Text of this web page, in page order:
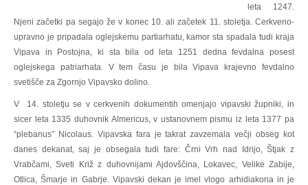
leta 1247.
Njeni začetki pa segajo že v konec 10. ali začetek 11. stoletja. Cerkveno-
upravno je pripadala oglejskemu partiarhatu, kamor sta spadala tudi kraja
Vipava in Postojna, ki sta bila od leta 1251 dedna fevdalna posest
oglejskega patriarhata. V tem času je bila Vipava krajevno fevdalno
svetišče za Zgornjo Vipavsko dolino.
V 14. stoletju se v cerkvenih dokumentih omenjajo vipavski župniki, in
sicer leta 1335 duhovnik Almericus, v ustanovnem pismu iz leta 1377 pa
“plebanus” Nicolaus. Vipavska fara je takrat zavzemala večji obseg kot
danes dekanat, saj je obsegala tudi fare: Črni Vrh nad Idrijo, Štjak z
Vrabčami, Sveti Križ z duhovnijami Ajdovščina, Lokavec, Velike Zabije,
Otlica, Šmarje in Gabrje. Vipavski dekan je imel vlogo arhidiakona in je